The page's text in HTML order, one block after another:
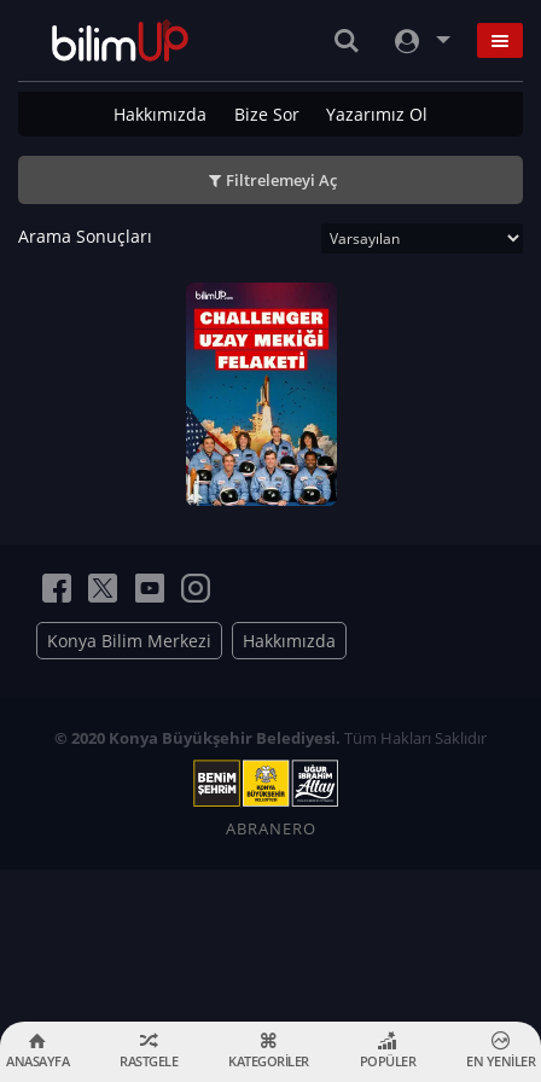
Hakkımızda Bize Sor Yazarımız Ol
Filtrelemeyi Aç
Arama Sonuçları
Konya Bilim Merkezi Hakkımızda
© 2020 Konya Büyükşehir Belediyesi. Tüm Hakları Saklıdır
ABRANERO
ANASAYFA RASTGELE KATEGORİLER POPÜLER EN YENİLER